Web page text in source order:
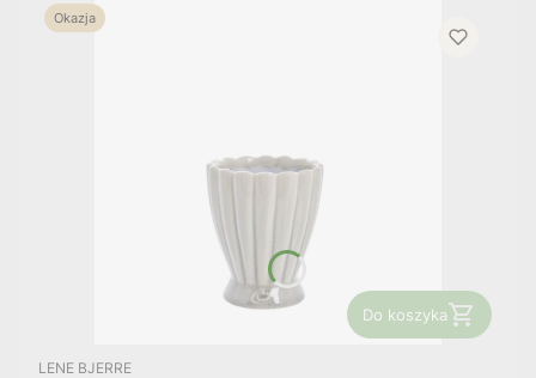
Okazja
Do koszyka
PRODUCENT
LENE BJERRE